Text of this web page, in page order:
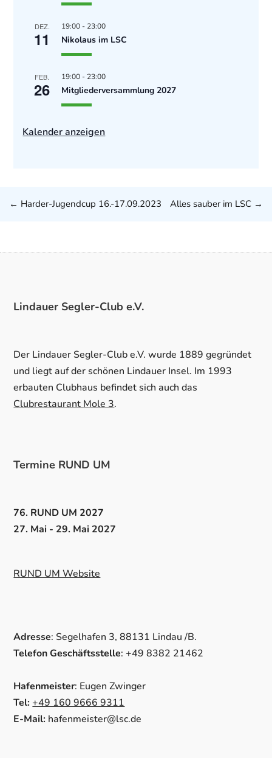
DEZ.
11
19:00 - 23:00
Nikolaus im LSC
FEB.
26
19:00 - 23:00
Mitgliederversammlung 2027
Kalender anzeigen
← Harder-Jugendcup 16.-17.09.2023 Alles sauber im LSC →
Lindauer Segler-Club e.V.
Der Lindauer Segler-Club e.V. wurde 1889 gegründet
und liegt auf der schönen Lindauer Insel. Im 1993
erbauten Clubhaus befindet sich auch das
Clubrestaurant Mole 3.
Termine RUND UM
76. RUND UM 2027
27. Mai - 29. Mai 2027
RUND UM Website
Adresse: Segelhafen 3, 88131 Lindau /B.
Telefon Geschäftsstelle: +49 8382 21462
Hafenmeister: Eugen Zwinger
Tel: +49 160 9666 9311
E-Mail: hafenmeister@lsc.de